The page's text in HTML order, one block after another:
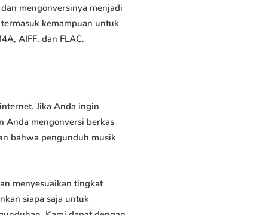
mengonversinya menjadi
kemampuan untuk
AIFF, dan FLAC.
Jika Anda ingin
Anda mengonversi berkas
bahwa pengunduh musik
menyesuaikan tingkat
siapa saja untuk